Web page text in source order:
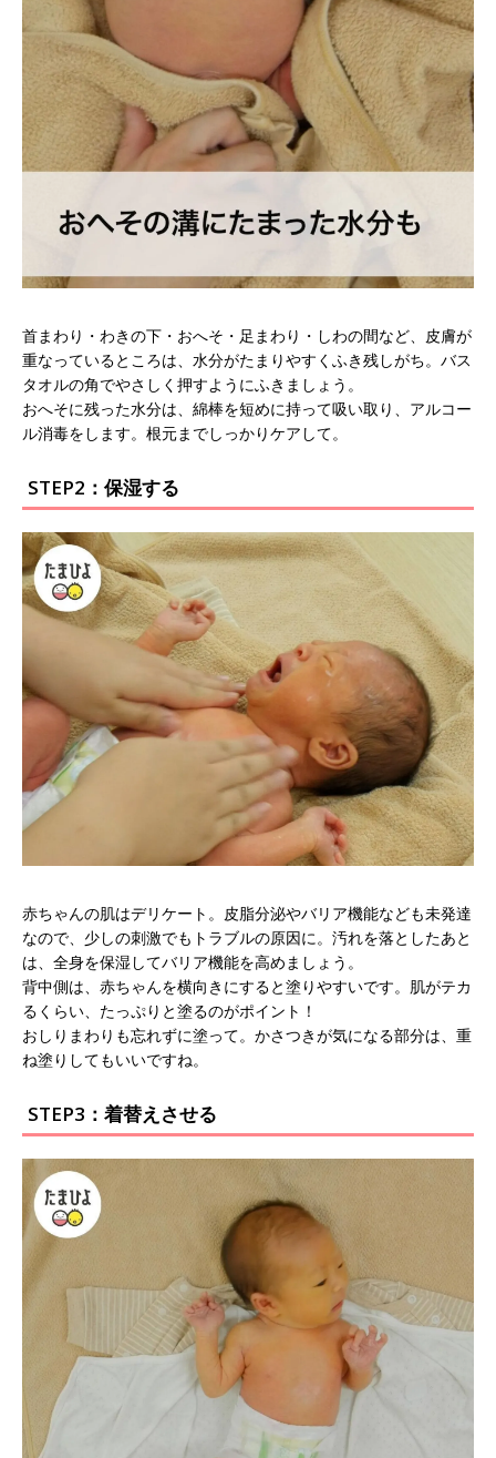
首まわり・わきの下・おへそ・足まわり・しわの間など、皮膚が
重なっているところは、水分がたまりやすくふき残しがち。バス
タオルの角でやさしく押すようにふきましょう。
おへそに残った水分は、綿棒を短めに持って吸い取り、アルコー
ル消毒をします。根元までしっかりケアして。
STEP2：保湿する
赤ちゃんの肌はデリケート。皮脂分泌やバリア機能なども未発達
なので、少しの刺激でもトラブルの原因に。汚れを落としたあと
は、全身を保湿してバリア機能を高めましょう。
背中側は、赤ちゃんを横向きにすると塗りやすいです。肌がテカ
るくらい、たっぷりと塗るのがポイント！
おしりまわりも忘れずに塗って。かさつきが気になる部分は、重
ね塗りしてもいいですね。
STEP3：着替えさせる